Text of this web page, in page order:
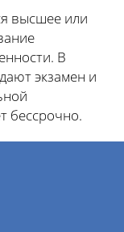
высшее или
В
экзамен и
бессрочно.